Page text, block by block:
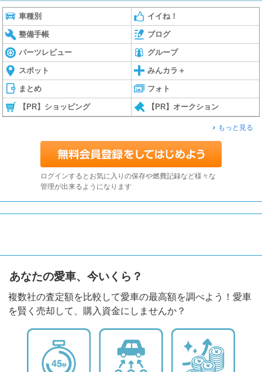
車種別 イイね！
整備手帳 ブログ
パーツレビュー グループ
スポット みんカラ＋
まとめ フォト
【PR】ショッピング 【PR】オークション
もっと見る
ログインするとお気に入りの保存や燃費記録など様々な
管理が出来るようになります
あなたの愛車、今いくら？
複数社の査定額を比較して愛車の最高額を調べよう！愛車
を賢く売却して、購入資金にしませんか？